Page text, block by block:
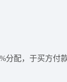
配，于买方付